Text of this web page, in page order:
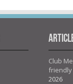
Club
friendly
2026